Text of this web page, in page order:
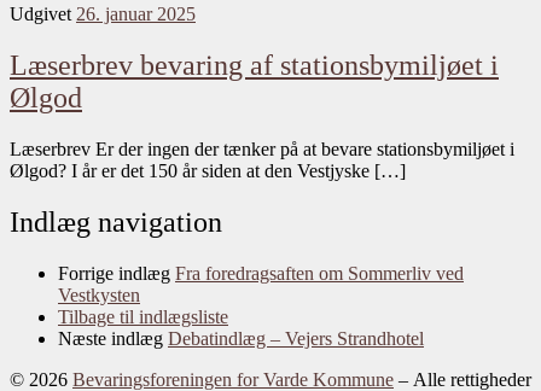
Udgivet 26. januar 2025
Læserbrev bevaring af stationsbymiljøet i
Ølgod
Læserbrev Er der ingen der tænker på at bevare stationsbymiljøet i
Ølgod? I år er det 150 år siden at den Vestjyske […]
Indlæg navigation
Forrige indlæg Fra foredragsaften om Sommerliv ved
Vestkysten
Tilbage til indlægsliste
Næste indlæg Debatindlæg – Vejers Strandhotel
© 2026 Bevaringsforeningen for Varde Kommune – Alle rettigheder